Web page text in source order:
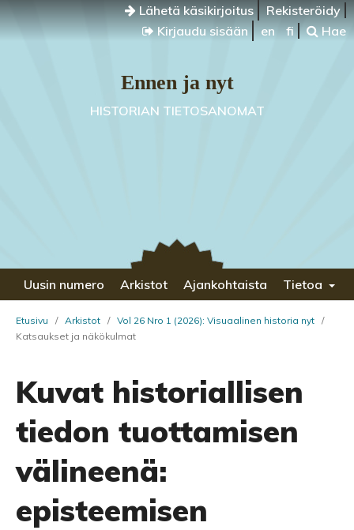
Lähetä käsikirjoitus
Rekisteröidy
Kirjaudu sisään
en fi Hae
Ennen ja nyt
HISTORIAN TIETOSANOMAT
Uusin numero Arkistot Ajankohtaista Tietoa
Etusivu / Arkistot / Vol 26 Nro 1 (2026): Visuaalinen historia nyt /
Katsaukset ja näkökulmat
Kuvat historiallisen
tiedon tuottamisen
välineenä:
episteemisen